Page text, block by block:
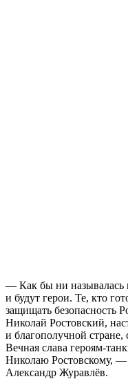
— Как бы ни называлась
и будут герои. Те, кто
защищать безопасность
Николай Ростовский,
и благополучной
Вечная слава героям-
Николаю Ростовскому, —
Александр Журавлёв.